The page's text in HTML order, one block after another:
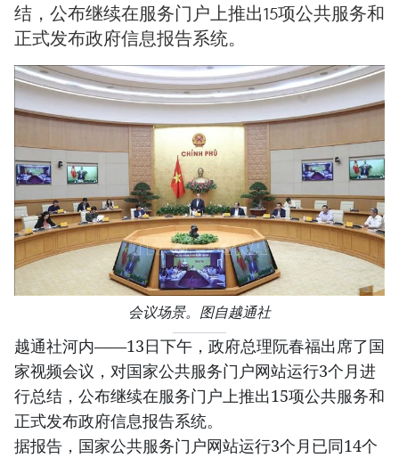
结，公布继续在服务门户上推出15项公共服务和
正式发布政府信息报告系统。
会议场景。图自越通社
越通社河内——13日下午，政府总理阮春福出席了国
家视频会议，对国家公共服务门户网站运行3个月进
行总结，公布继续在服务门户上推出15项公共服务和
正式发布政府信息报告系统。
据报告，国家公共服务门户网站运行3个月已同14个